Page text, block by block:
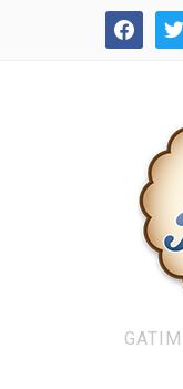
facebook